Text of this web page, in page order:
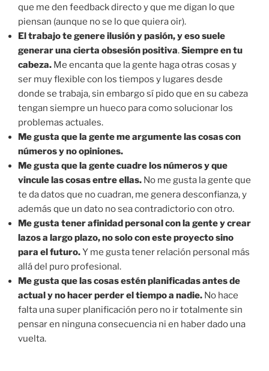
que me den feedback directo y que me digan lo que
piensan (aunque no se lo que quiera oir).
El trabajo te genere ilusión y pasión, y eso suele
generar una cierta obsesión positiva.Siempre en tu
cabeza. Me encanta que la gente haga otras cosas y
ser muy flexible con los tiempos y lugares desde
donde se trabaja, sin embargo sí pido que en su cabeza
tengan siempre un hueco para como solucionar los
problemas actuales.
Me gusta que la gente me argumente las cosas con
números y no opiniones.
Me gusta que la gente cuadre los números y que
vincule las cosas entre ellas. No me gusta la gente que
te da datos que no cuadran, me genera desconfianza, y
además que un dato no sea contradictorio con otro.
Me gusta tener afinidad personal con la gente y crear
lazos a largo plazo, no solo con este proyecto sino
para el futuro.Y me gusta tener relación personal más
allá del puro profesional.
Me gusta que las cosas estén planificadas antes de
actual y no hacer perder el tiempo a nadie. No hace
falta una super planificación pero no ir totalmente sin
pensar en ninguna consecuencia ni en haber dado una
vuelta.